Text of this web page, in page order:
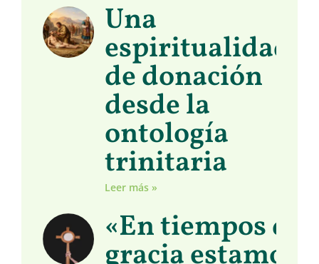
Una
espiritualidad
de donación
desde la
ontología
trinitaria
Leer más »
«En tiempos de